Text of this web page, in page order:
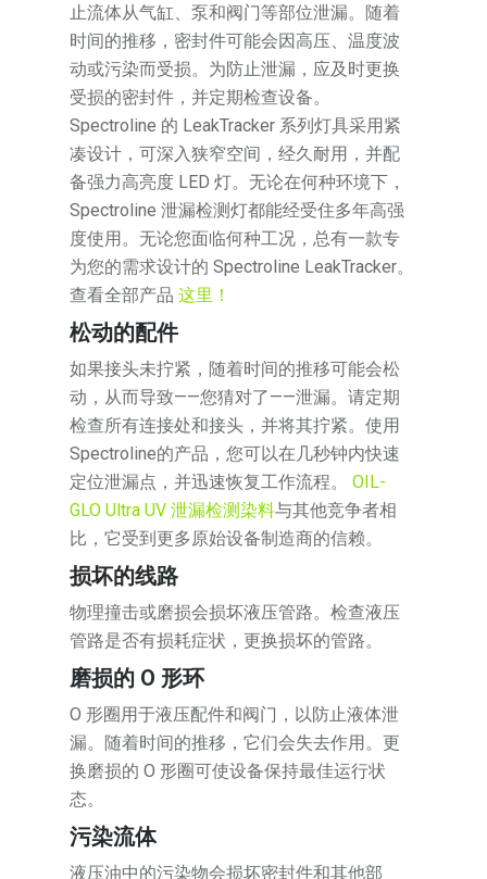
止流体从气缸、泵和阀门等部位泄漏。随着
时间的推移，密封件可能会因高压、温度波
动或污染而受损。为防止泄漏，应及时更换
受损的密封件，并定期检查设备。
Spectroline 的 LeakTracker 系列灯具采用紧
凑设计，可深入狭窄空间，经久耐用，并配
备强力高亮度 LED 灯。无论在何种环境下，
Spectroline 泄漏检测灯都能经受住多年高强
度使用。无论您面临何种工况，总有一款专
为您的需求设计的 Spectroline LeakTracker。
查看全部产品这里！
松动的配件
如果接头未拧紧，随着时间的推移可能会松
动，从而导致——您猜对了——泄漏。请定期
检查所有连接处和接头，并将其拧紧。使用
Spectroline的产品，您可以在几秒钟内快速
定位泄漏点，并迅速恢复工作流程。OIL-
GLO Ultra UV 泄漏检测染料与其他竞争者相
比，它受到更多原始设备制造商的信赖。
损坏的线路
物理撞击或磨损会损坏液压管路。检查液压
管路是否有损耗症状，更换损坏的管路。
磨损的 O 形环
O 形圈用于液压配件和阀门，以防止液体泄
漏。随着时间的推移，它们会失去作用。更
换磨损的 O 形圈可使设备保持最佳运行状
态。
污染流体
液压油中的污染物会损坏密封件和其他部